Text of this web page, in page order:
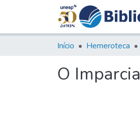
Início Hemeroteca
O